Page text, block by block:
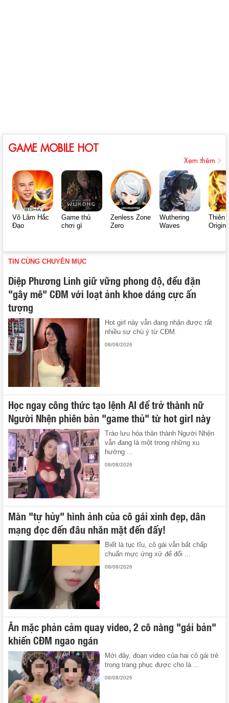
GAME MOBILE HOT
Xem thêm
Võ Lâm Hắc
Đạo
Game thủ
chơi gì
Zenless Zone
Zero
Wuthering
Waves
Thiên
Origin
TIN CÙNG CHUYÊN MỤC
Diệp Phương Linh giữ vững phong độ, đều đặn
"gây mê" CĐM với loạt ảnh khoe dáng cực ấn
tượng
Hot girl này vẫn đang nhận được rất
nhiều sự chú ý từ CĐM.
08/08/2026
Học ngay công thức tạo lệnh AI để trở thành nữ
Người Nhện phiên bản "game thủ" từ hot girl này
Trào lưu hóa thân thành Người Nhện
vẫn đang là một trong những xu
hướng ...
08/08/2026
Màn "tự hủy" hình ảnh của cô gái xinh đẹp, dân
mạng đọc đến đâu nhăn mặt đến đấy!
Biết là tục tĩu, cô gái vẫn bất chấp
chuẩn mực ứng xử để đổi ...
08/08/2026
Ăn mặc phản cảm quay video, 2 cô nàng "gái bản"
khiến CĐM ngao ngán
Mới đây, đoạn video của hai cô gái trẻ
trong trang phục được cho là ...
08/08/2026